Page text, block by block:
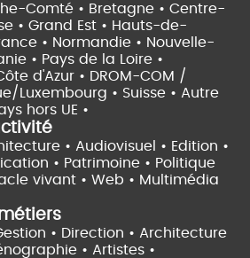
Comté • Bretagne • Centre-
• Grand Est • Hauts-de-
• Normandie • Nouvelle-
• Pays de la Loire •
d'Azur • DROM-COM /
Luxembourg • Suisse • Autre
hors UE •
• Audiovisuel • Edition •
• Patrimoine • Politique
vivant • Web • Multimédia
• Direction • Architecture
• Artistes •